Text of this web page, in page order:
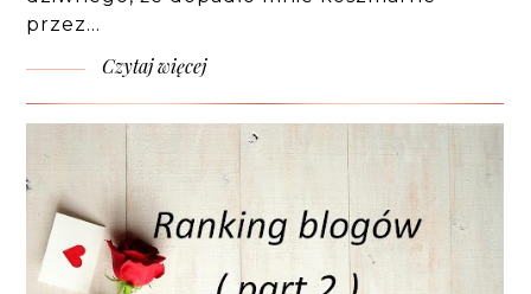
przez…
Czytaj więcej